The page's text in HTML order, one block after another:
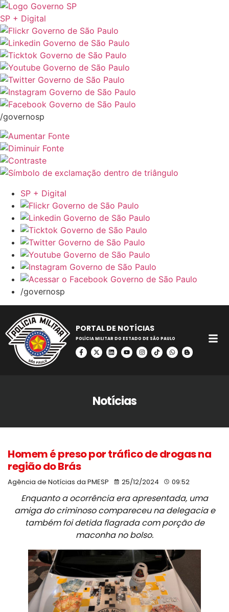
SP + Digital
/governosp
SP + Digital
/governosp
PORTAL DE NOTÍCIAS
POLÍCIA MILITAR DO ESTADO DE SÃO PAULO
Notícias
Homem é preso por tráfico de drogas na
região do Brás
Agência de Notícias da PMESP 25/12/2024 09:52
Enquanto a ocorrência era apresentada, uma
amiga do criminoso compareceu na delegacia e
também foi detida flagrada com porção de
maconha no bolso.